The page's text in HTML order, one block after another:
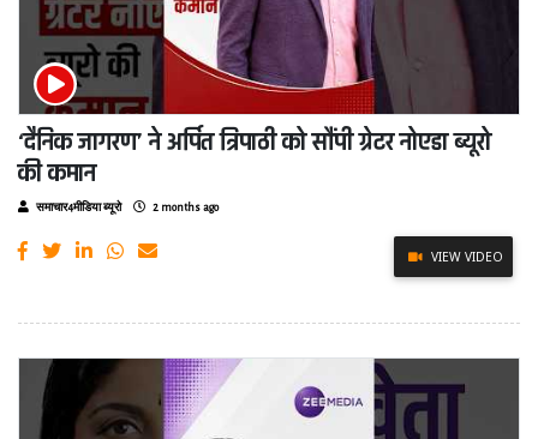
‘दैनिक जागरण’ ने अर्पित त्रिपाठी को सौंपी ग्रेटर नोएडा ब्यूरो
की कमान
समाचार4मीडिया ब्यूरो 2 months ago
VIEW VIDEO